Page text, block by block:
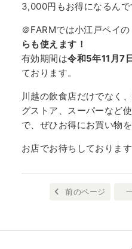
3,000円もお得になるん
＠FARMでは小江戸ペイの
らも使えます！
有効期間は令和5年11月7
ております。
川越の飲食店だけでなく
グストア、スーパーなど
で、ぜひお得にお買い物
お店でお待ちしております
前のページ